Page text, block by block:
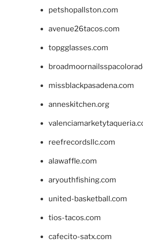
petshopallston.com
avenue26tacos.com
topgglasses.com
missblackpasadena.com
anneskitchen.org
reefrecordsllc.com
alawaffle.com
aryouthfishing.com
united-basketball.com
tios-tacos.com
cafecito-satx.com